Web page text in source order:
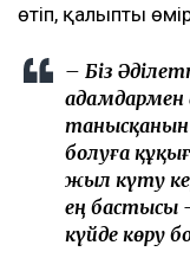
өтіп, қалыпты
– Біз
адамдармен
болуға
жыл күту
ең бастысы
күйде көру